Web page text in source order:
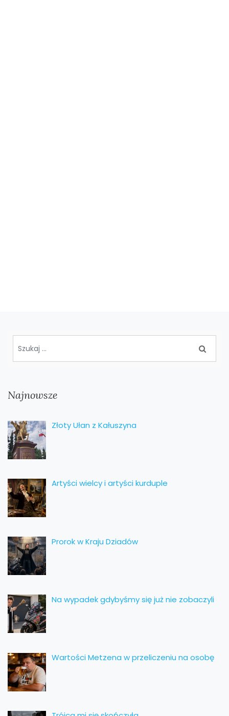
Najnowsze
Złoty Ułan z Kałuszyna
Artyści wielcy i artyści kurduple
Prorok w Kraju Dziadów
Na wypadek gdybyśmy się już nie zobaczyli
Wartości Metzena w przeliczeniu na osobę